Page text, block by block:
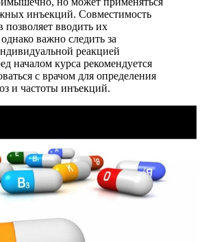
инъекций. Совместимость
позволяет вводить их
важно следить за
реакцией
началом курса рекомендуется
с врачом для определения
и частоты инъекций.